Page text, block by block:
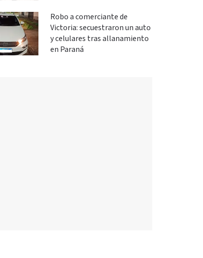
Robo a comerciante de
Victoria: secuestraron un auto
y celulares tras allanamiento
en Paraná